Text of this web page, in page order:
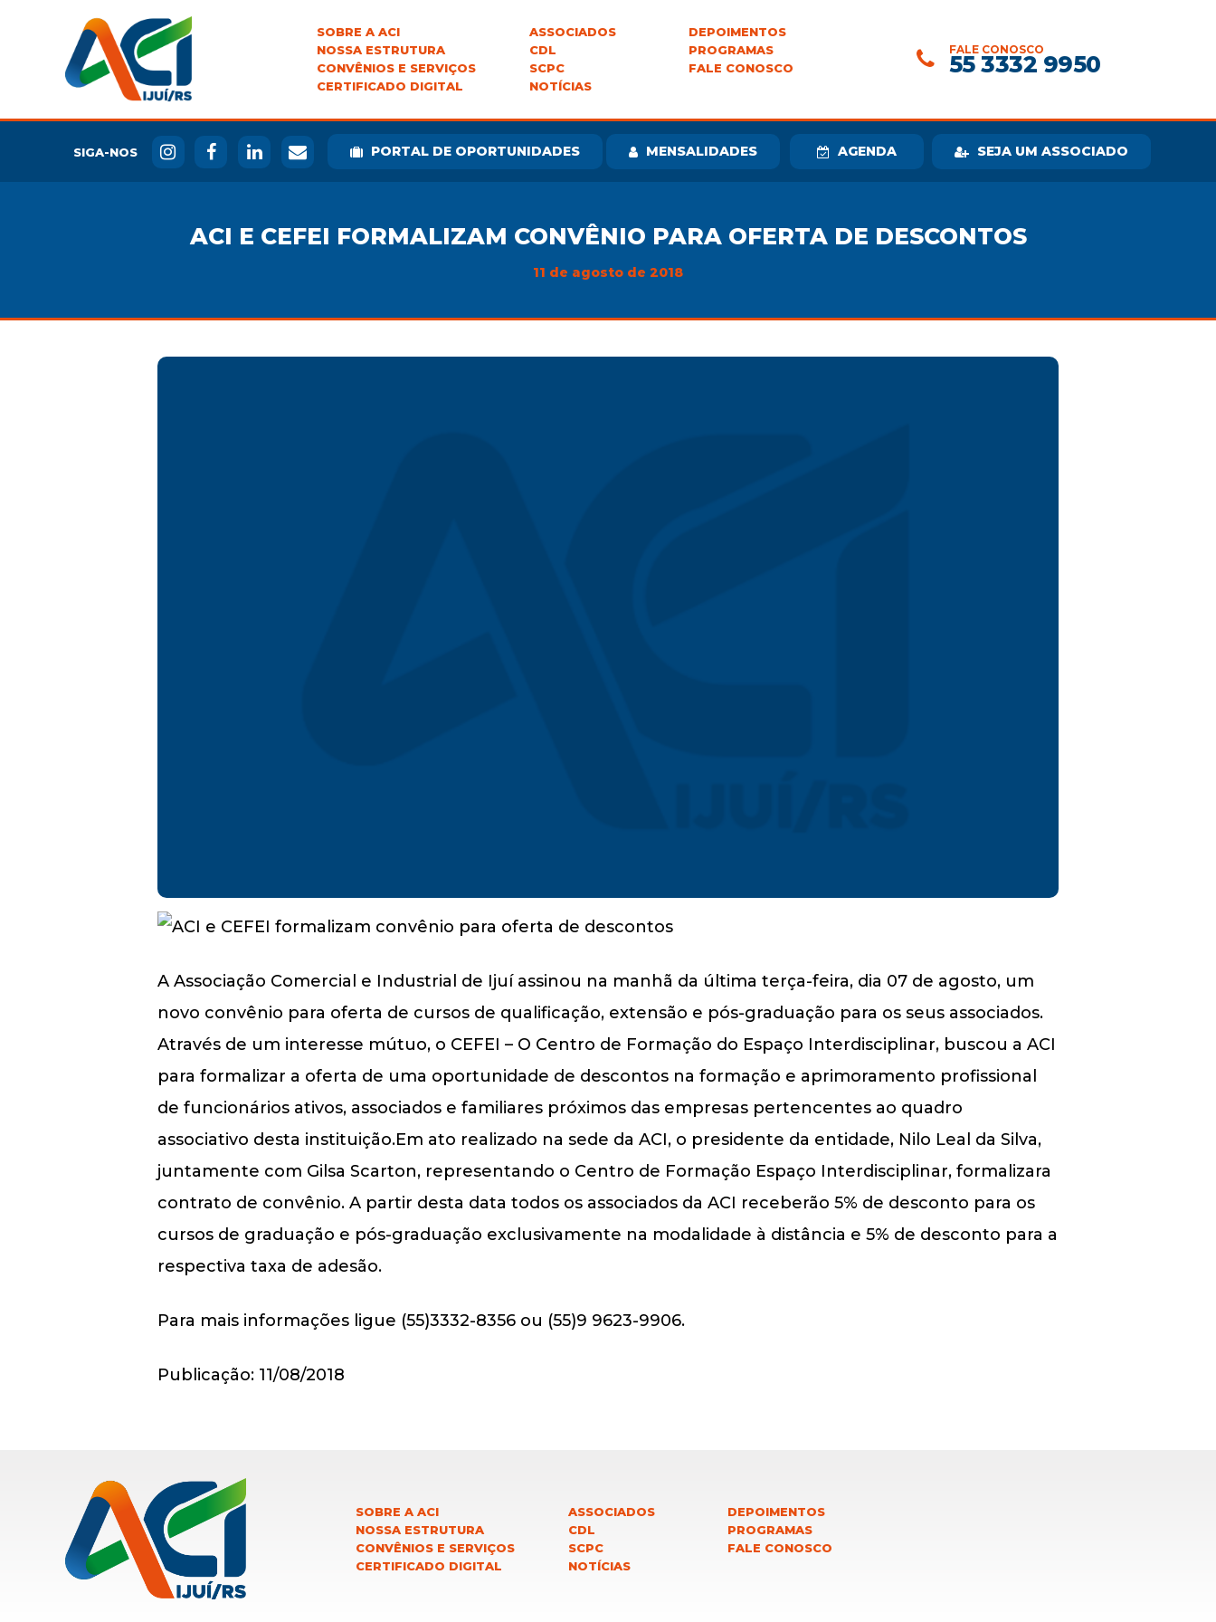
SOBRE A ACI
NOSSA ESTRUTURA
CONVÊNIOS E SERVIÇOS
CERTIFICADO DIGITAL
ASSOCIADOS
CDL
SCPC
NOTÍCIAS
DEPOIMENTOS
PROGRAMAS
FALE CONOSCO
FALE CONOSCO
55 3332 9950
SIGA-NOS PORTAL DE OPORTUNIDADES MENSALIDADES AGENDA SEJA UM ASSOCIADO
ACI E CEFEI FORMALIZAM CONVÊNIO PARA OFERTA DE DESCONTOS
11 de agosto de 2018
A Associação Comercial e Industrial de Ijuí assinou na manhã da última terça-feira, dia 07 de agosto, um
novo convênio para oferta de cursos de qualificação, extensão e pós-graduação para os seus associados.
Através de um interesse mútuo, o CEFEI – O Centro de Formação do Espaço Interdisciplinar, buscou a ACI
para formalizar a oferta de uma oportunidade de descontos na formação e aprimoramento profissional
de funcionários ativos, associados e familiares próximos das empresas pertencentes ao quadro
associativo desta instituição.Em ato realizado na sede da ACI, o presidente da entidade, Nilo Leal da Silva,
juntamente com Gilsa Scarton, representando o Centro de Formação Espaço Interdisciplinar, formalizara
contrato de convênio. A partir desta data todos os associados da ACI receberão 5% de desconto para os
cursos de graduação e pós-graduação exclusivamente na modalidade à distância e 5% de desconto para a
respectiva taxa de adesão.
Para mais informações ligue (55)3332-8356 ou (55)9 9623-9906.
Publicação: 11/08/2018
SOBRE A ACI
NOSSA ESTRUTURA
CONVÊNIOS E SERVIÇOS
CERTIFICADO DIGITAL
ASSOCIADOS
CDL
SCPC
NOTÍCIAS
DEPOIMENTOS
PROGRAMAS
FALE CONOSCO